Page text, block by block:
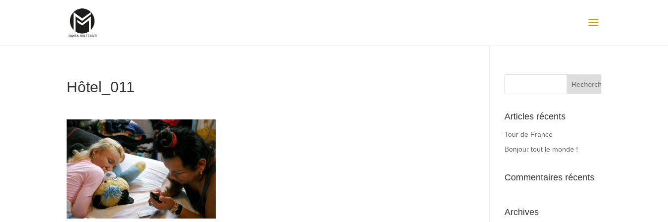
Hôtel_011
Articles récents
Tour de France
Bonjour tout le monde !
Commentaires récents
Archives